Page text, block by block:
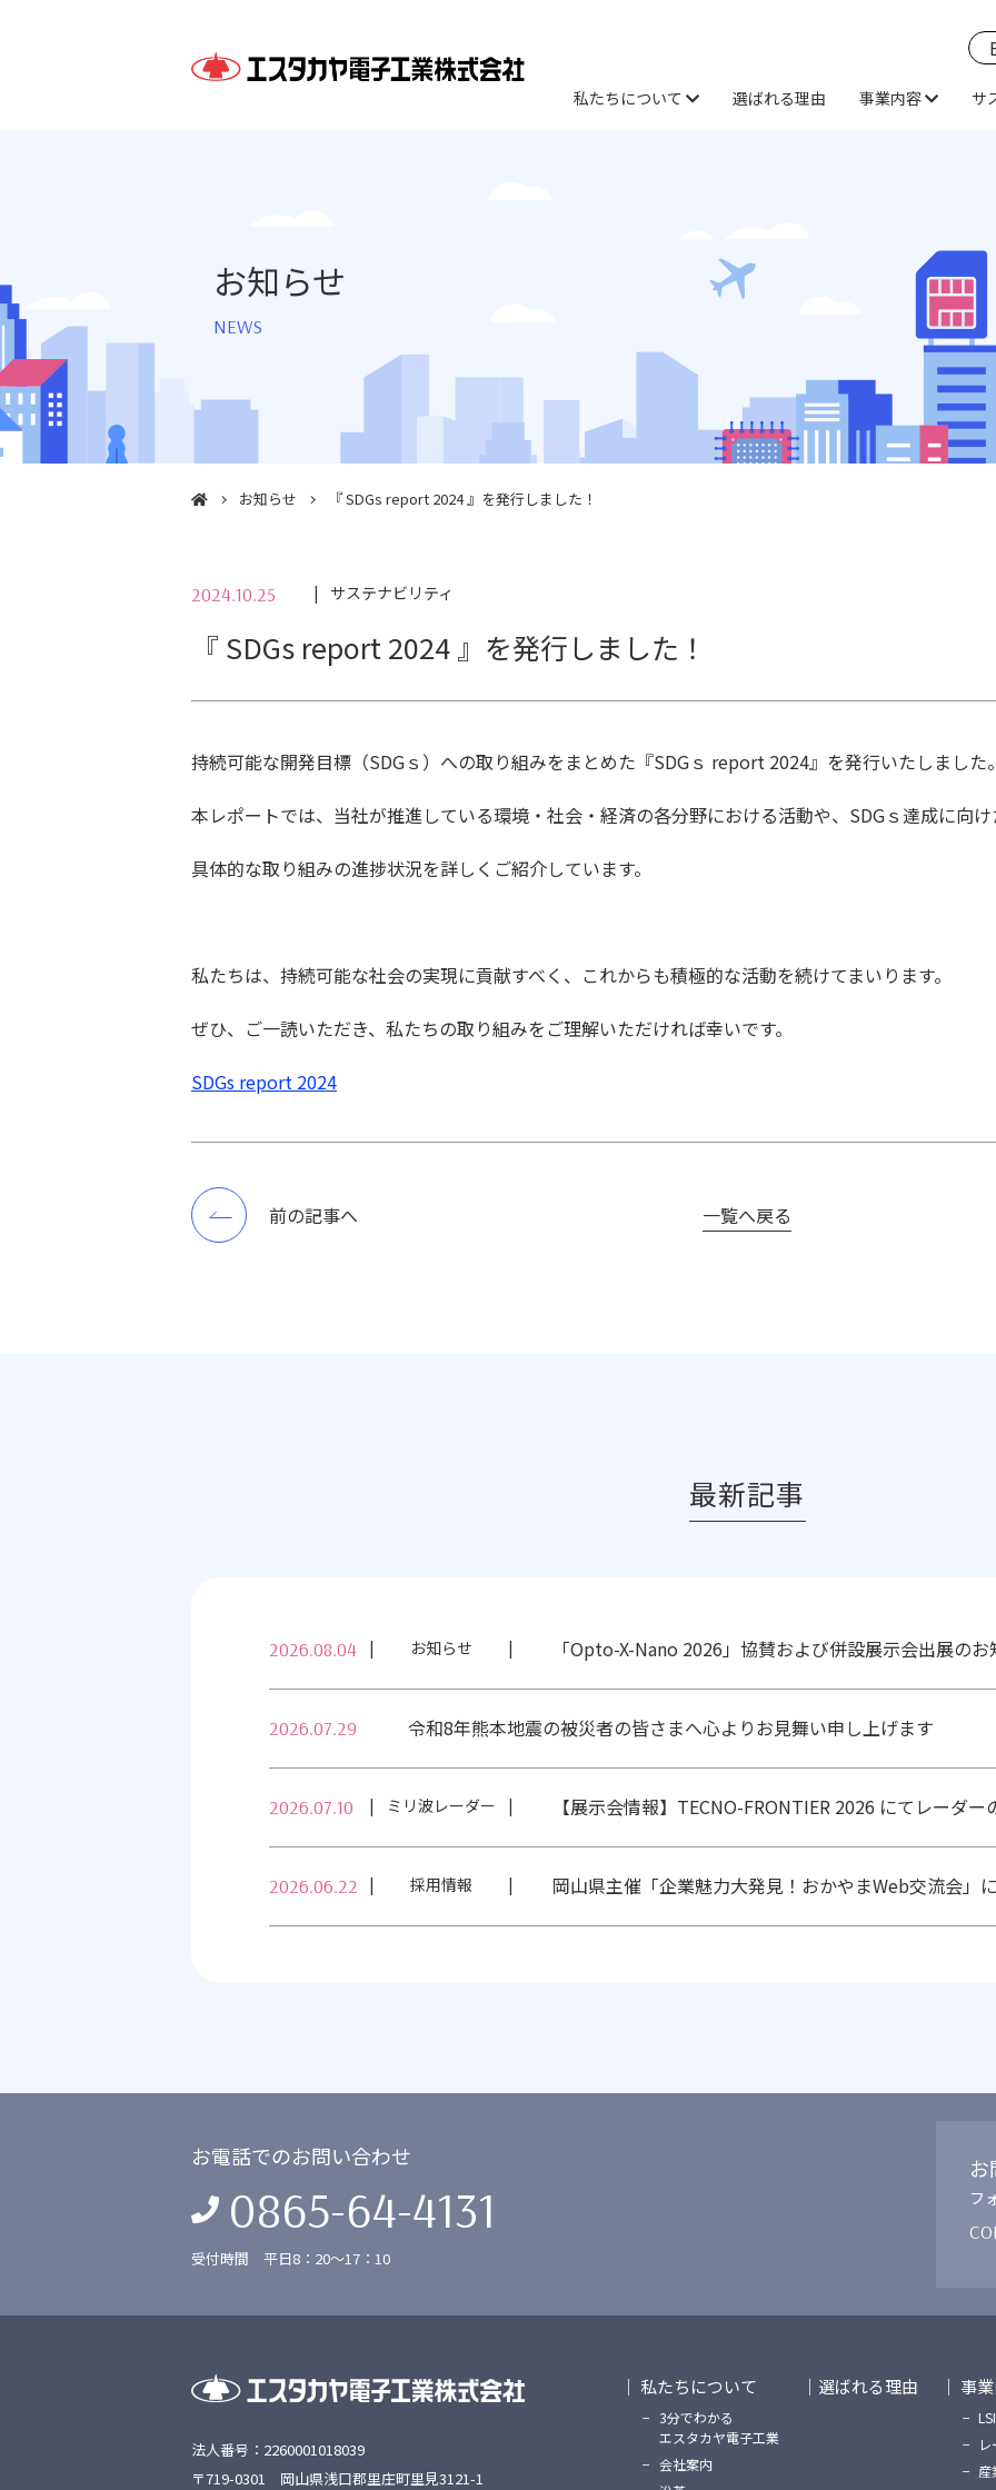
私たちについて 選ばれる理由 事業内容 サ
お知らせ
NEWS
お知らせ 『 SDGs report 2024 』を発行しました！
2024.10.25 サステナビリティ
『 SDGs report 2024 』を発行しました！
持続可能な開発目標（SDGｓ）への取り組みをまとめた『SDGｓ report 2024』を発行いたしました
本レポートでは、当社が推進している環境・社会・経済の各分野における活動や、SDGｓ達成に向
具体的な取り組みの進捗状況を詳しくご紹介しています。
私たちは、持続可能な社会の実現に貢献すべく、これからも積極的な活動を続けてまいります。
ぜひ、ご一読いただき、私たちの取り組みをご理解いただければ幸いです。
SDGs report 2024
前の記事へ 一覧へ戻る
最新記事
2026.08.04 お知らせ 「Opto-X-Nano 2026」協賛および併設展示会出展のお
2026.07.29 令和8年熊本地震の被災者の皆さまへ心よりお見舞い申し上げます
2026.07.10 ミリ波レーダー 【展示会情報】TECNO-FRONTIER 2026 にてレーダー
2026.06.22 採用情報 岡山県主催「企業魅力大発見！おかやまWeb交流会」
お電話でのお問い合わせ
0865-64-4131
受付時間 平日8：20〜17：10
フ
法人番号：2260001018039
〒719-0301 岡山県浅口郡里庄町里見3121-1
私たちについて
3分でわかる
エスタカヤ電子工業
会社案内
選ばれる理由 事
産